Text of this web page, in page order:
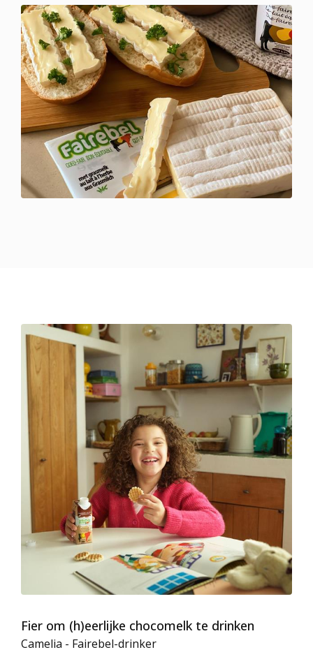
Fier om (h)eerlijke chocomelk te drinken
Camelia - Fairebel-drinker